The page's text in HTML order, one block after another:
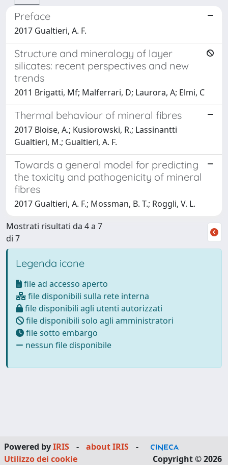
Preface
2017 Gualtieri, A. F.
Structure and mineralogy of layer
silicates: recent perspectives and new
trends
2011 Brigatti, Mf; Malferrari, D; Laurora, A; Elmi, C
Thermal behaviour of mineral fibres
2017 Bloise, A.; Kusiorowski, R.; Lassinantti
Gualtieri, M.; Gualtieri, A. F.
Towards a general model for predicting
the toxicity and pathogenicity of mineral
fibres
2017 Gualtieri, A. F.; Mossman, B. T.; Roggli, V. L.
Mostrati risultati da 4 a 7
di 7
Legenda icone
file ad accesso aperto
file disponibili sulla rete interna
file disponibili agli utenti autorizzati
file disponibili solo agli amministratori
file sotto embargo
nessun file disponibile
Powered byIRIS - about IRIS
-
Utilizzo dei cookie
Copyright © 2026